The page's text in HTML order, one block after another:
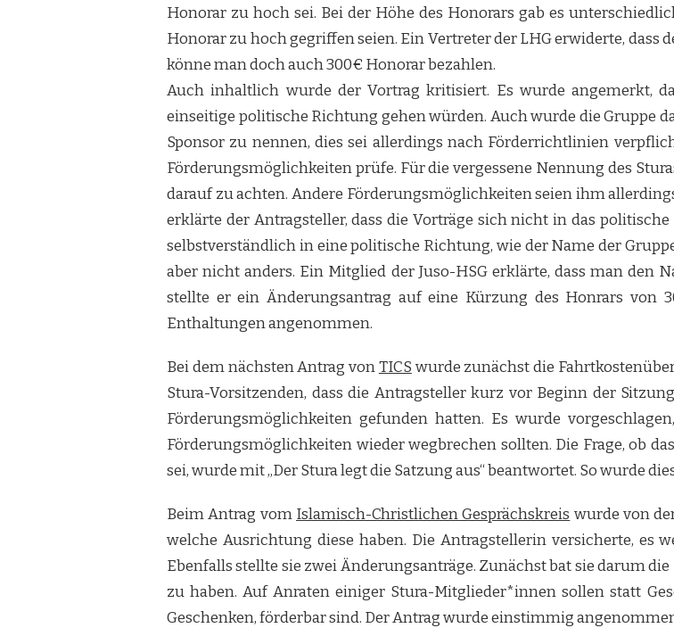
Honorar zu hoch sei. Bei der Höhe des Honorars gab es
Honorar zu hoch gegriffen seien. Ein Vertreter der LHG erwiderte, dass
könne man doch auch 300€ Honorar bezahlen.
Auch inhaltlich wurde der Vortrag kritisiert. Es wurde angemerkt,
einseitige politische Richtung gehen würden. Auch wurde die Gruppe
Sponsor zu nennen, dies sei allerdings nach Förderrichtlinien
Förderungsmöglichkeiten prüfe. Für die vergessene Nennung des
darauf zu achten. Andere Förderungsmöglichkeiten seien ihm
erklärte der Antragsteller, dass die Vorträge sich nicht in das
selbstverständlich in eine politische Richtung, wie der Name der
aber nicht anders. Ein Mitglied der Juso-HSG erklärte, dass man
stellte er ein Änderungsantrag auf eine Kürzung des Honrars von
Enthaltungen angenommen.
Bei dem nächsten Antrag vonTICS wurde zunächst die
Stura-Vorsitzenden, dass die Antragsteller kurz vor Beginn der
Förderungsmöglichkeiten gefunden hatten. Es wurde
Förderungsmöglichkeiten wieder wegbrechen sollten. Die Frage, ob
sei, wurde mit „Der Stura legt die Satzung aus“ beantwortet. So wurde
Beim Antrag vom Islamisch-Christlichen Gesprächskreis wurde von
welche Ausrichtung diese haben. Die Antragstellerin versicherte, es
Ebenfalls stellte sie zwei Änderungsanträge. Zunächst bat sie darum
zu haben. Auf Anraten einiger Stura-Mitglieder*innen sollen statt
Geschenken, förderbar sind. Der Antrag wurde einstimmig